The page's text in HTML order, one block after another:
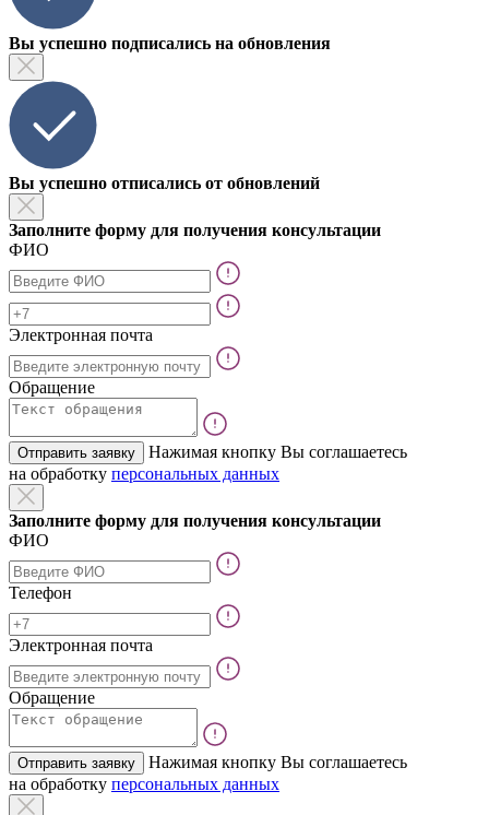
Вы успешно подписались на обновления
Вы успешно отписались от обновлений
Заполните форму для получения консультации
ФИО
Электронная почта
Обращение
Отправить заявку
Нажимая кнопку Вы соглашаетесь
на обработку персональных данных
Заполните форму для получения консультации
ФИО
Телефон
Электронная почта
Обращение
Отправить заявку
Нажимая кнопку Вы соглашаетесь
на обработку персональных данных